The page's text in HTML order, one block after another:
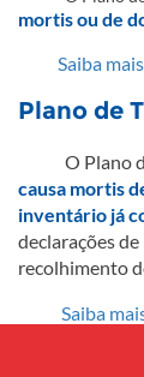
mortis ou de
Saiba
Plano de
​O Plano de
causa mortis
inventário já
declarações
recolhimento
Saiba
Plano de